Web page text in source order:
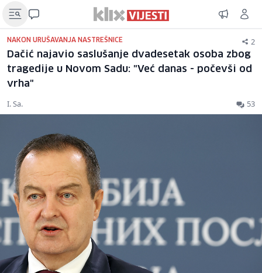
NAKON URUŠAVANJA NASTREŠNICE 2
Dačić najavio saslušanje dvadesetak osoba zbog
tragedije u Novom Sadu: "Već danas - počevši od
vrha"
I. Sa. 53